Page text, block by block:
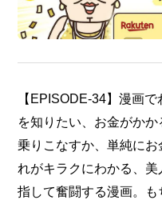
【EPISODE-34】漫画
を知りたい、お金がか
乗りこなすか、単純に
れがキラクにわかる、
指して奮闘する漫画。も